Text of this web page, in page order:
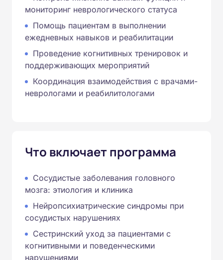
мониторинг неврологического статуса
Помощь пациентам в выполнении
ежедневных навыков и реабилитации
Проведение когнитивных тренировок и
поддерживающих мероприятий
Координация взаимодействия с врачами-
неврологами и реабилитологами
Что включает программа
Сосудистые заболевания головного
мозга: этиология и клиника
Нейропсихиатрические синдромы при
сосудистых нарушениях
Сестринский уход за пациентами с
когнитивными и поведенческими
нарушениями